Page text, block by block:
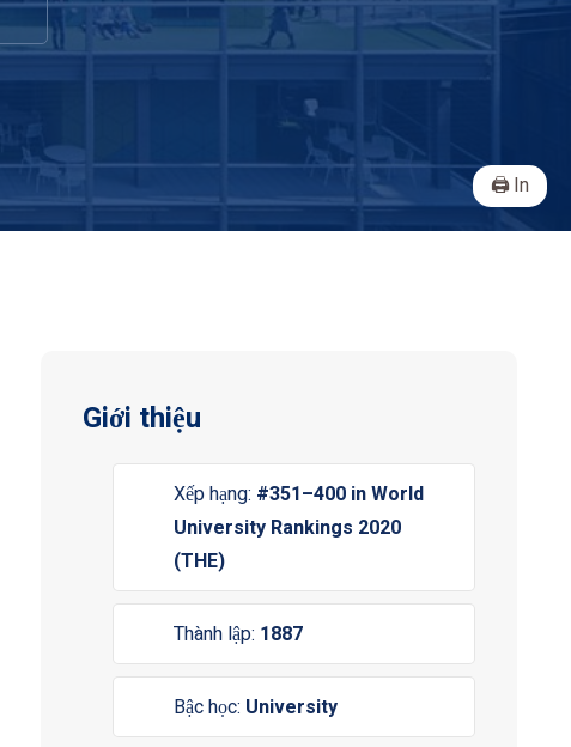
In
Giới thiệu
Xếp hạng: #351–400 in World
University Rankings 2020
(THE)
Thành lập: 1887
Bậc học: University